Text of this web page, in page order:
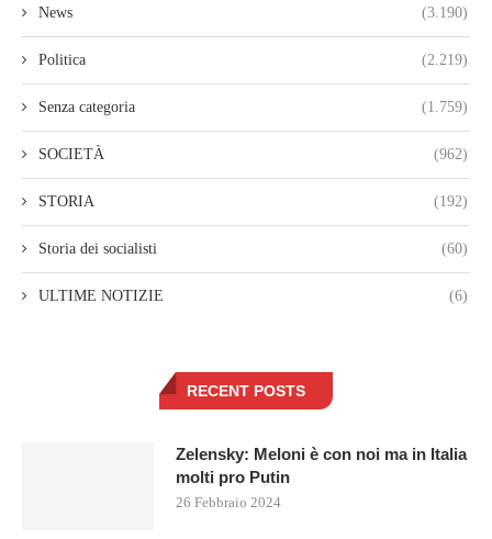
News (3.190)
Politica (2.219)
Senza categoria (1.759)
SOCIETÀ (962)
STORIA (192)
Storia dei socialisti (60)
ULTIME NOTIZIE (6)
RECENT POSTS
Zelensky: Meloni è con noi ma in Italia
molti pro Putin
26 Febbraio 2024